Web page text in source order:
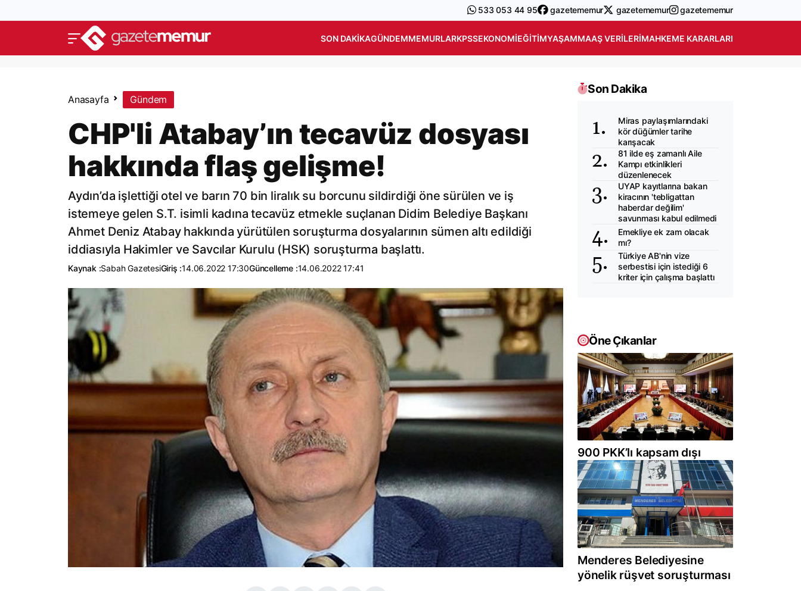
533 053 44 95 gazetememur gazetememur gazetememur
SON DAKIKAGÜNDEMMEMURLARKPSSEKONOMIEĞITIMYAŞAMMAAŞ VERILERIMAHKEME KARARLARI
Anasayfa Gündem
CHP'li Atabay’ın tecavüz dosyası
hakkında flaş gelişme!
Aydın’da işlettiği otel ve barın 70 bin liralık su borcunu sildirdiği öne sürülen ve iş
istemeye gelen S.T. isimli kadına tecavüz etmekle suçlanan Didim Belediye Başkanı
Ahmet Deniz Atabay hakkında yürütülen soruşturma dosyalarının sümen altı edildiği
iddiasıyla Hakimler ve Savcılar Kurulu (HSK) soruşturma başlattı.
Kaynak :Sabah GazetesiGiriş :14.06.2022 17:30Güncelleme :14.06.2022 17:41
Son Dakika
Miras paylaşımlarındaki
kör düğümler tarihe
karışacak
81 ilde eş zamanlı Aile
Kampı etkinlikleri
düzenlenecek
UYAP kayıtlarına bakan
kiracının 'tebligattan
haberdar değilim'
savunması kabul edilmedi
Emekliye ek zam olacak
mı?
Türkiye AB'nin vize
serbestisi için istediği 6
kriter için çalışma başlattı
Öne Çıkanlar
900 PKK’lı kapsam dışı
Menderes Belediyesine
yönelik rüşvet soruşturması